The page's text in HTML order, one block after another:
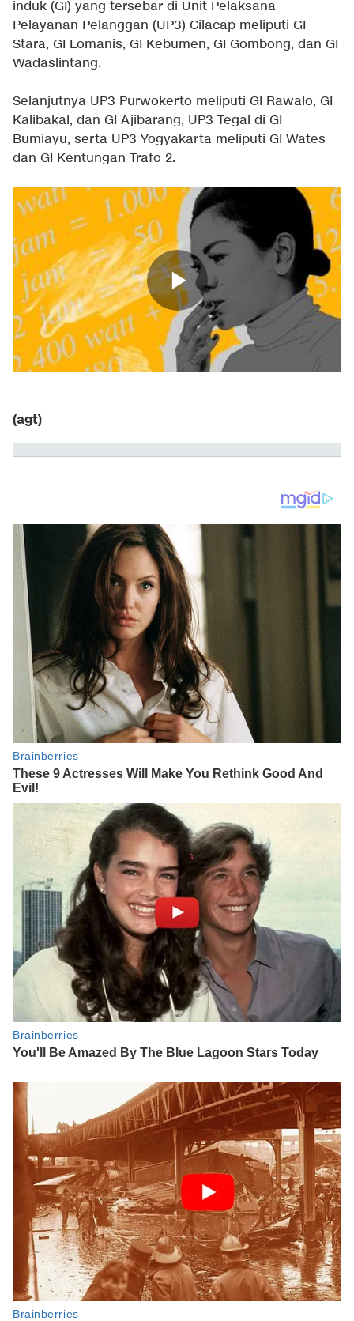
induk (GI) yang tersebar di Unit Pelaksana
Pelayanan Pelanggan (UP3) Cilacap meliputi GI
Stara, GI Lomanis, GI Kebumen, GI Gombong, dan GI
Wadaslintang.
Selanjutnya UP3 Purwokerto meliputi GI Rawalo, GI
Kalibakal, dan GI Ajibarang, UP3 Tegal di GI
Bumiayu, serta UP3 Yogyakarta meliputi GI Wates
dan GI Kentungan Trafo 2.
(agt)